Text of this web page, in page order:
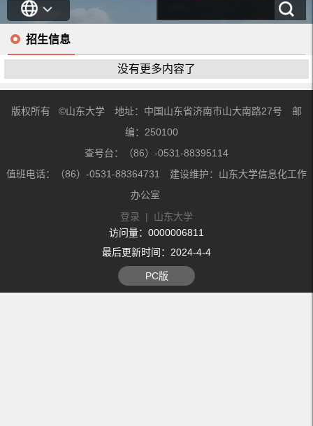
招生信息
没有更多内容了
版权所有 ©山东大学 地址：中国山东省济南市山大南路27号 邮
编：250100
查号台：（86）-0531-88395114
值班电话：（86）-0531-88364731 建设维护：山东大学信息化工作
办公室
登录 | 山东大学
访问量： 0000006811
最后更新时间： 2024-4-4
PC版